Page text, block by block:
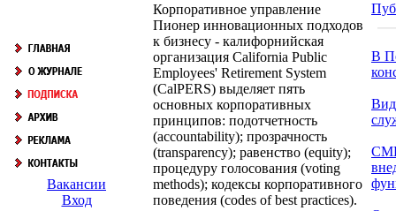
Вакансии
Вход
Корпоративное управление
Пионер инновационных подходов
к бизнесу - калифорнийская
организация California Public
Employees' Retirement System
(CalPERS) выделяет пять
основных корпоративных
принципов: подотчетность
(accountability); прозрачность
(transparency); равенство (equity);
процедуру голосования (voting
methods); кодексы корпоративного
поведения (codes of best practices).
В